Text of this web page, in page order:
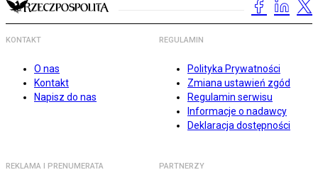
KONTAKT
O nas
Kontakt
Napisz do nas
REGULAMIN
Polityka Prywatności
Zmiana ustawień zgód
Regulamin serwisu
Informacje o nadawcy
Deklaracja dostępności
REKLAMA I PRENUMERATA PARTNERZY